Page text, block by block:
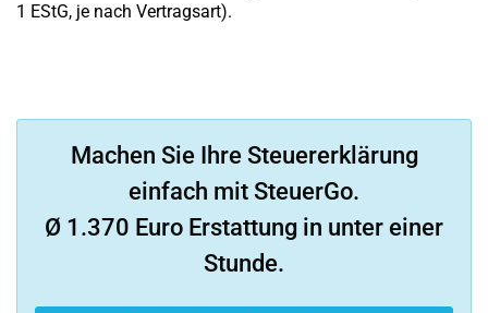
1 EStG, je nach Vertragsart).
Machen Sie Ihre Steuererklärung
einfach mit SteuerGo.
Ø 1.370 Euro Erstattung in unter einer
Stunde.